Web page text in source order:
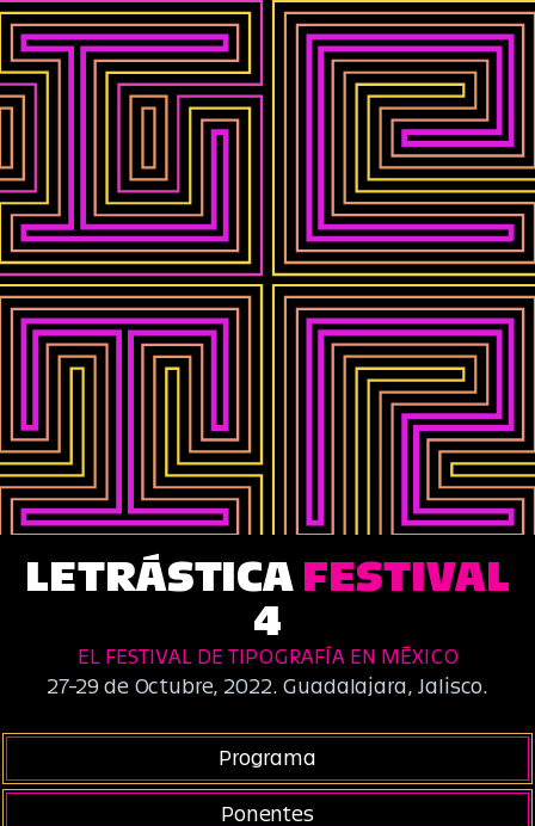
LETRÁSTICA FESTIVAL
4
EL FESTIVAL DE TIPOGRAFÍA EN MÉXICO
27-29 de Octubre, 2022. Guadalajara, Jalisco.
Programa
Ponentes